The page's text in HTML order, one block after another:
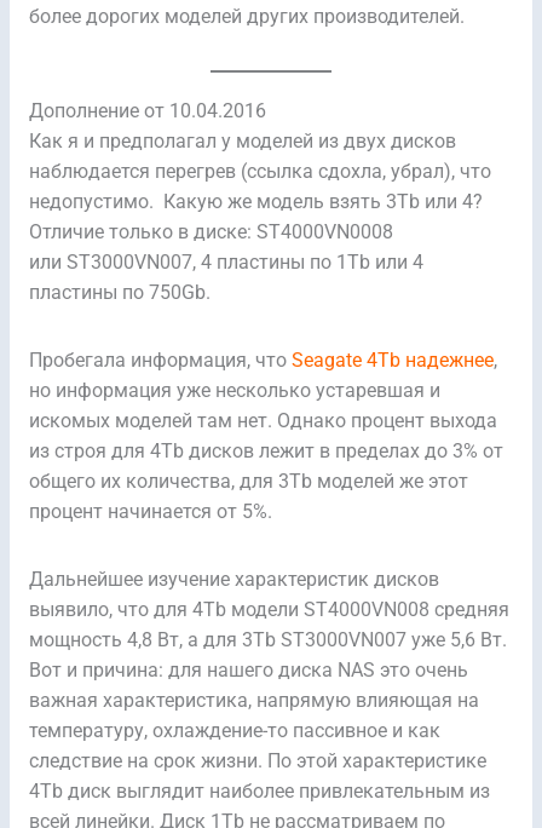
более дорогих моделей других производителей.
Дополнение от 10.04.2016
Как я и предполагал у моделей из двух дисков
наблюдается перегрев (ссылка сдохла, убрал), что
недопустимо. Какую же модель взять 3Tb или 4?
Отличие только в диске: ST4000VN0008
или ST3000VN007, 4 пластины по 1Tb или 4
пластины по 750Gb.
Пробегала информация, что Seagate 4Tb надежнее,
но информация уже несколько устаревшая и
искомых моделей там нет. Однако процент выхода
из строя для 4Tb дисков лежит в пределах до 3% от
общего их количества, для 3Tb моделей же этот
процент начинается от 5%.
Дальнейшее изучение характеристик дисков
выявило, что для 4Tb модели ST4000VN008 средняя
мощность 4,8 Вт, а для 3Tb ST3000VN007 уже 5,6 Вт.
Вот и причина: для нашего диска NAS это очень
важная характеристика, напрямую влияющая на
температуру, охлаждение-то пассивное и как
следствие на срок жизни. По этой характеристике
4Tb диск выглядит наиболее привлекательным из
всей линейки. Диск 1Tb не рассматриваем по